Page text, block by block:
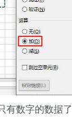
有数字的数据了